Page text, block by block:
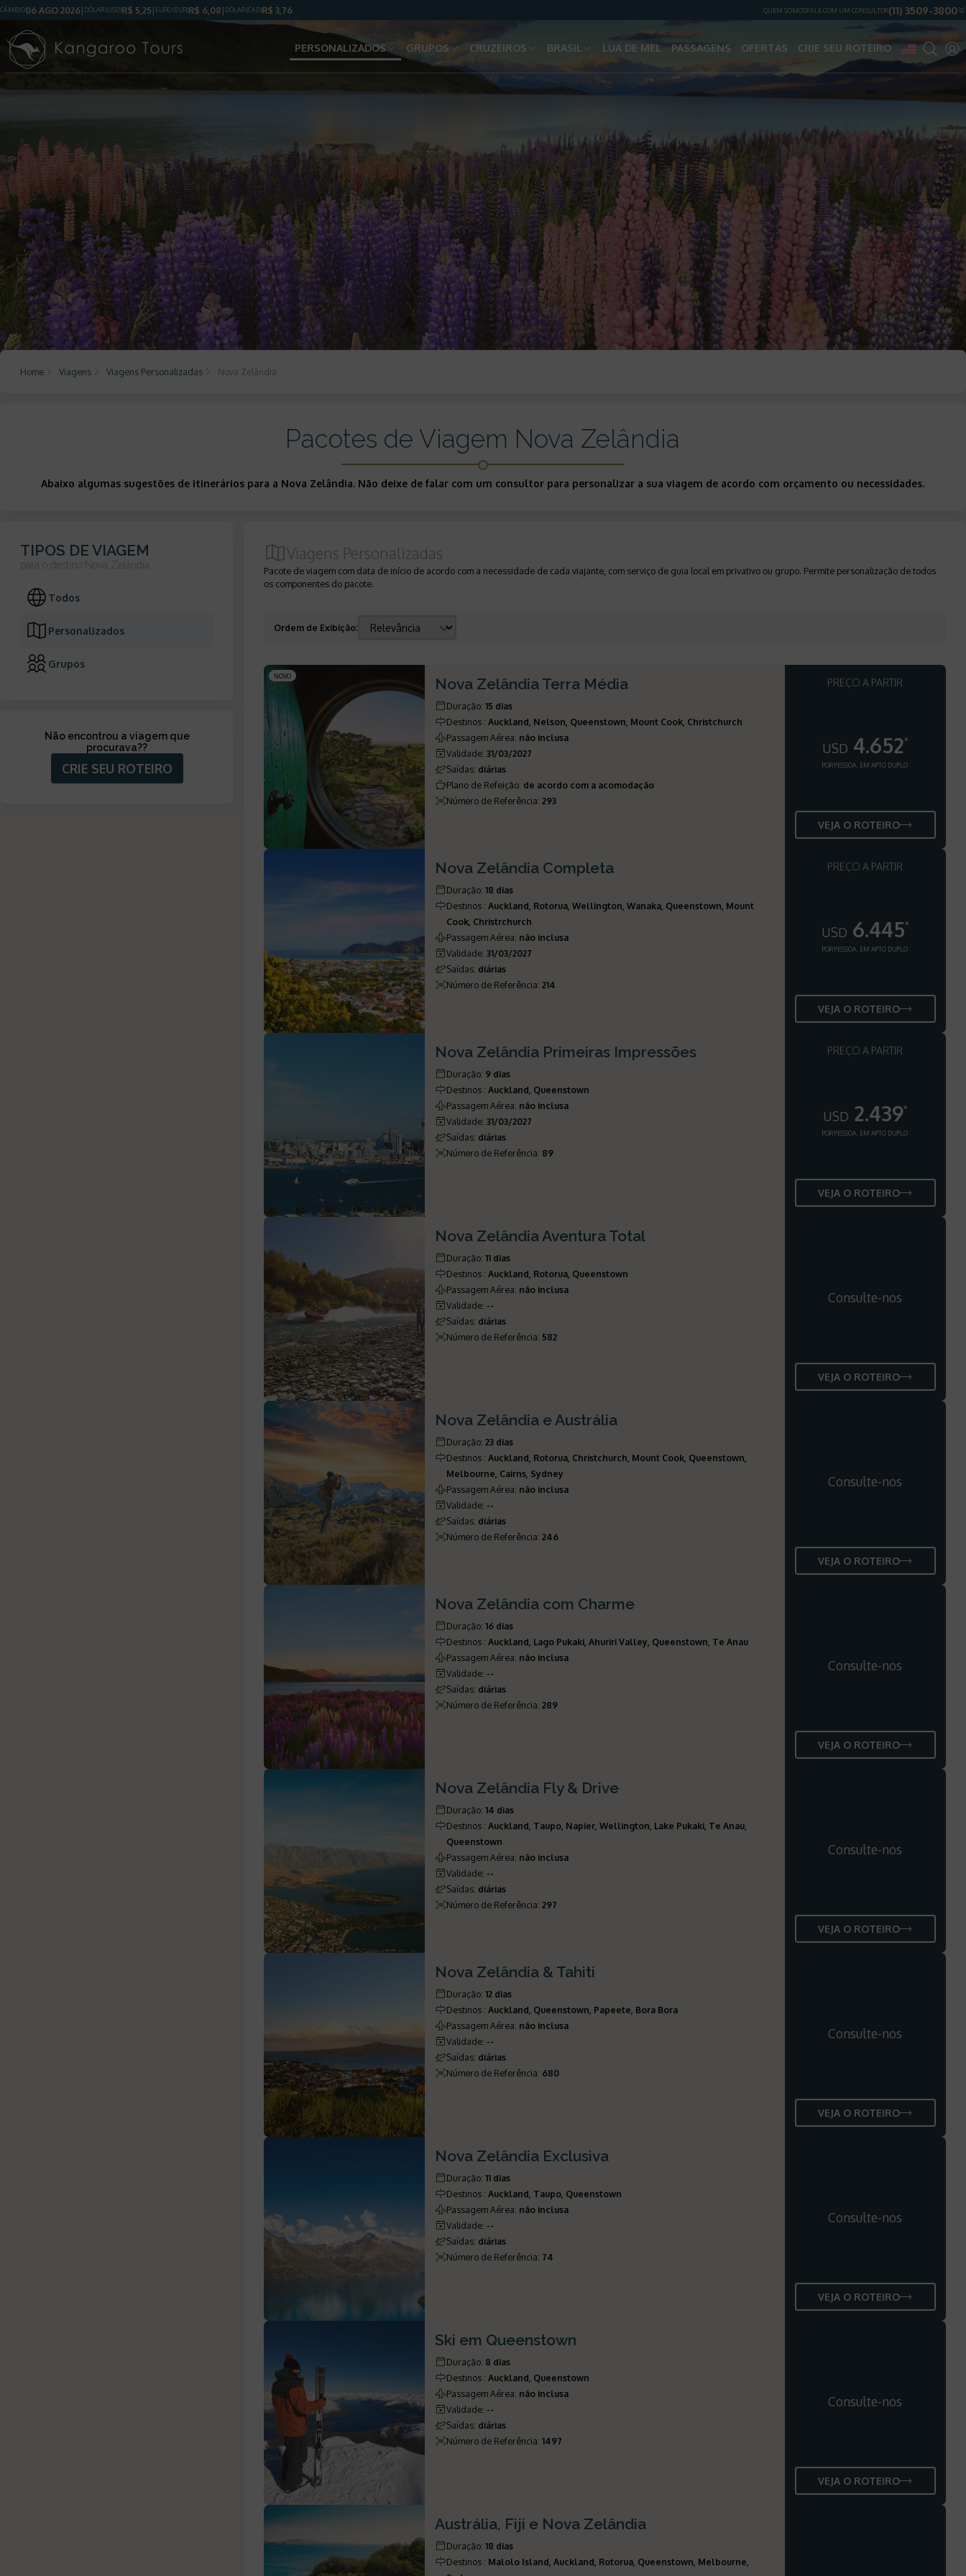
CÂMBIO06 AGO 2026 DÓLAR(USD)R$ 5,25 EURO (EUR)R$ 6,08 DÓLAR(CAD)R$ 3,76 QUEM SOMOSFALE COM UM CONSULTOR(11) 3509-3800
PERSONALIZADOS GRUPOS CRUZEIROS BRASIL LUA DE MEL PASSAGENS OFERTAS CRIE SEU ROTEIRO
Home Viagens Viagens Personalizadas Nova Zelândia
Pacotes de Viagem Nova Zelândia
Abaixo algumas sugestões de itinerários para a Nova Zelândia. Não deixe de falar com um consultor para personalizar a sua viagem de acordo com orçamento ou necessidades.
TIPOS DE VIAGEM
para o destino Nova Zelândia
Todos
Personalizados
Grupos
Não encontrou a viagem que
procurava??
CRIE SEU ROTEIRO
Viagens Personalizadas
Pacote de viagem com data de início de acordo com a necessidade de cada viajante, com serviço de guia local em privativo ou grupo. Permite personalização de todos
os componentes do pacote.
Ordem de Exibição:
NOVO Nova Zelândia Terra Média
Duração:15 dias
Destinos : Auckland, Nelson, Queenstown, Mount Cook, Christchurch
Passagem Aérea: não inclusa
Validade:31/03/2027
Saídas: diárias
Plano de Refeição: de acordo com a acomodação
Número de Referência:293
PREÇO A PARTIR
USD 4.652*
POR PESSOA, EM APTO DUPLO
VEJA O ROTEIRO
Nova Zelândia Completa
Duração:18 dias
Destinos : Auckland, Rotorua, Wellington, Wanaka, Queenstown, Mount
Cook, Christrchurch
Passagem Aérea: não inclusa
Validade:31/03/2027
Saídas: diárias
Número de Referência:214
PREÇO A PARTIR
USD 6.445*
POR PESSOA, EM APTO DUPLO
VEJA O ROTEIRO
Nova Zelândia Primeiras Impressões
Duração: 9 dias
Destinos : Auckland, Queenstown
Passagem Aérea: não inclusa
Validade:31/03/2027
Saídas: diárias
Número de Referência: 89
PREÇO A PARTIR
USD 2.439*
POR PESSOA, EM APTO DUPLO
VEJA O ROTEIRO
Nova Zelândia Aventura Total
Duração:11 dias
Destinos : Auckland, Rotorua, Queenstown
Passagem Aérea: não inclusa
Validade: --
Saídas: diárias
Número de Referência: 582
Consulte-nos
VEJA O ROTEIRO
Nova Zelândia e Austrália
Duração:23 dias
Destinos : Auckland, Rotorua, Christchurch, Mount Cook, Queenstown,
Melbourne, Cairns, Sydney
Passagem Aérea: não inclusa
Validade: --
Saídas: diárias
Número de Referência:246
Consulte-nos
VEJA O ROTEIRO
Nova Zelândia com Charme
Duração:16 dias
Destinos : Auckland, Lago Pukaki, Ahuriri Valley, Queenstown, Te Anau
Passagem Aérea: não inclusa
Validade: --
Saídas: diárias
Número de Referência:289
Consulte-nos
VEJA O ROTEIRO
Nova Zelândia Fly & Drive
Duração:14 dias
Destinos : Auckland, Taupo, Napier, Wellington, Lake Pukaki, Te Anau,
Queenstown
Passagem Aérea: não inclusa
Validade: --
Saídas: diárias
Número de Referência:297
Consulte-nos
VEJA O ROTEIRO
Nova Zelândia & Tahiti
Duração:12 dias
Destinos : Auckland, Queenstown, Papeete, Bora Bora
Passagem Aérea: não inclusa
Validade: --
Saídas: diárias
Número de Referência: 680
Consulte-nos
VEJA O ROTEIRO
Nova Zelândia Exclusiva
Duração:11 dias
Destinos : Auckland, Taupo, Queenstown
Passagem Aérea: não inclusa
Validade: --
Saídas: diárias
Número de Referência: 74
Consulte-nos
VEJA O ROTEIRO
Ski em Queenstown
Duração: 8 dias
Destinos : Auckland, Queenstown
Passagem Aérea: não inclusa
Validade: --
Saídas: diárias
Número de Referência:1497
Consulte-nos
VEJA O ROTEIRO
Austrália, Fiji e Nova Zelândia
Duração:18 dias
Destinos : Malolo Island, Auckland, Rotorua, Queenstown, Melbourne,